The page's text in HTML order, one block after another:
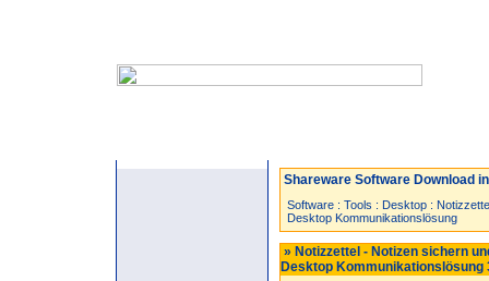
Shareware Software Download
Software : Tools : Desktop :
Desktop Kommunikationslösung
» Notizzettel - Notizen sichern
Desktop Kommunikationslösung